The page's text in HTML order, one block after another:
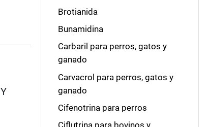
Brotianida
Bunamidina
Carbaril para perros, gatos y
ganado
Carvacrol para perros, gatos y
ganado
Cifenotrina para perros